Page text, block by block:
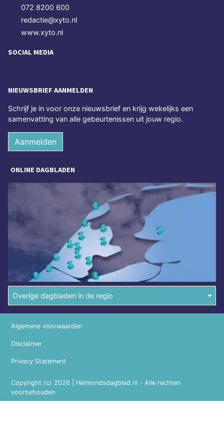
072 8200 600
redactie@xyto.nl
www.xyto.nl
SOCIAL MEDIA
NIEUWSBRIEF AANMELDEN
Schrijf je in voor onze nieuwsbrief en krijg wekelijks een
samenvatting van alle gebeurtenissen uit jouw regio.
Aanmelden
ONLINE DAGBLADEN
Overige dagbladen in de regio
Copyright (c) 2026 | Helmondsdagblad.nl - Alle rechten
voorbehouden
Algemene voorwaarden
Disclaimer
Privacy Statement